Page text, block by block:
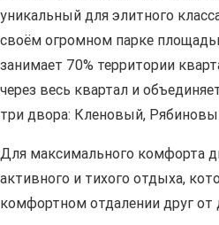
уникальный для элитного
своём огромном парке
занимает 70% территории
через весь квартал и
три двора: Кленовый,
Для максимального комфорта
активного и тихого отдыха,
комфортном отдалении друг от